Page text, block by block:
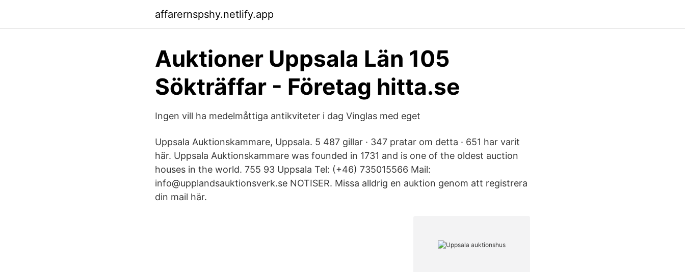
affarernspshy.netlify.app
Auktioner Uppsala Län 105
Sökträffar - Företag hitta.se
Ingen vill ha medelmåttiga antikviteter i dag Vinglas med eget
Uppsala Auktionskammare, Uppsala. 5 487 gillar · 347 pratar om detta · 651 har varit
här. Uppsala Auktionskammare was founded in 1731 and is one of the oldest auction
houses in the world. 755 93 Uppsala Tel: (+46) 735015566 Mail:
info@upplandsauktionsverk.se NOTISER. Missa alldrig en auktion genom att registrera
din mail här.